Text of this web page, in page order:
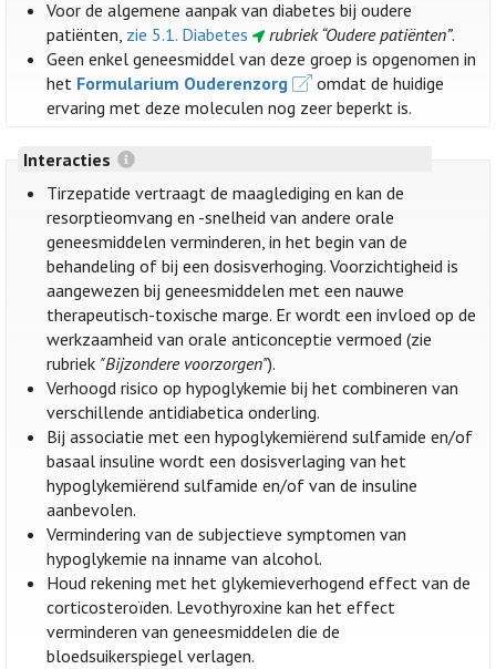
Voor de algemene aanpak van diabetes bij oudere
patiënten, zie 5.1. Diabetes rubriek “Oudere patiënten”.
Geen enkel geneesmiddel van deze groep is opgenomen in
het Formularium Ouderenzorg
omdat de huidige
ervaring met deze moleculen nog zeer beperkt is.
Interacties
Tirzepatide vertraagt de maaglediging en kan de
resorptieomvang en -snelheid van andere orale
geneesmiddelen verminderen, in het begin van de
behandeling of bij een dosisverhoging. Voorzichtigheid is
aangewezen bij geneesmiddelen met een nauwe
therapeutisch-toxische marge. Er wordt een invloed op de
werkzaamheid van orale anticonceptie vermoed (zie
rubriek "Bijzondere voorzorgen").
Verhoogd risico op hypoglykemie bij het combineren van
verschillende antidiabetica onderling.
Bij associatie met een hypoglykemiërend sulfamide en/of
basaal insuline wordt een dosisverlaging van het
hypoglykemiërend sulfamide en/of van de insuline
aanbevolen.
Vermindering van de subjectieve symptomen van
hypoglykemie na inname van alcohol.
Houd rekening met het glykemieverhogend effect van de
corticosteroïden. Levothyroxine kan het effect
verminderen van geneesmiddelen die de
bloedsuikerspiegel verlagen.